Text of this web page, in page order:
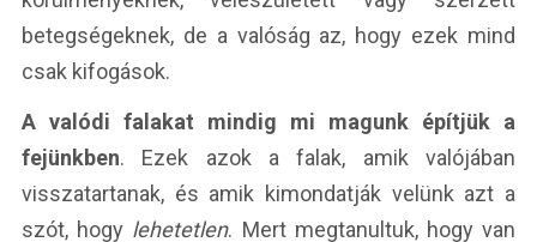
betegségeknek, de a valóság az, hogy ezek mind
csak kifogások.
A valódi falakat mindig mi magunk építjük a
fejünkben. Ezek azok a falak, amik valójában
visszatartanak, és amik kimondatják velünk azt a
szót, hogy lehetetlen. Mert megtanultuk, hogy van